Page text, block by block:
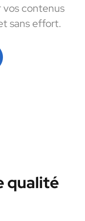
vos contenus
sans effort.
qualité